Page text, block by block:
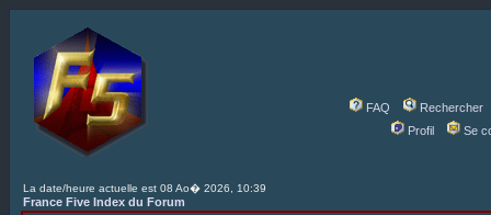
FAQ
Rechercher
Profil
Se
La date/heure actuelle est 08 Ao� 2026, 10:39
France Five Index du Forum